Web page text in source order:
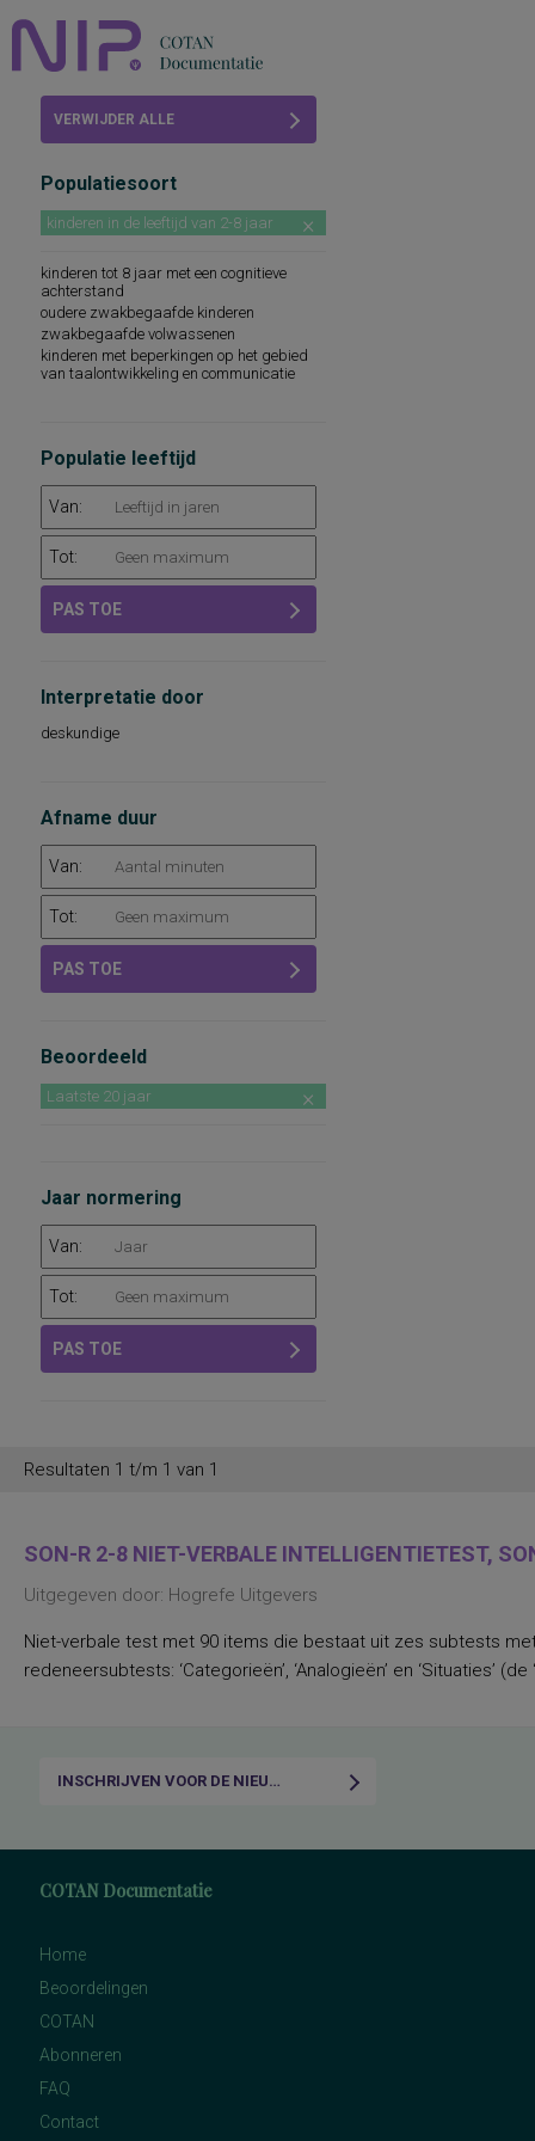
VERWIJDER ALLE
Populatiesoort
kinderen in de leeftijd van 2-8 jaar
kinderen tot 8 jaar met een cognitieve
achterstand
oudere zwakbegaafde kinderen
zwakbegaafde volwassenen
kinderen met beperkingen op het gebied
van taalontwikkeling en communicatie
Populatie leeftijd
Van:
Tot:
PAS TOE
Interpretatie door
deskundige
Afname duur
Van:
Tot:
PAS TOE
Beoordeeld
Laatste 20 jaar
Jaar normering
Van:
Tot:
PAS TOE
Resultaten 1 t/m 1 van 1
SON-R 2-8 NIET-VERBALE INTELLIGENTIETEST,
Uitgegeven door: Hogrefe Uitgevers
Niet-verbale test met 90 items die bestaat uit zes subtests
redeneersubtests: ‘Categorieën’, ‘Analogieën’ en ‘Situaties’
INSCHRIJVEN VOOR DE NIEUWSBRIEF
COTAN Documentatie
Home
Beoordelingen
COTAN
Abonneren
FAQ
Contact